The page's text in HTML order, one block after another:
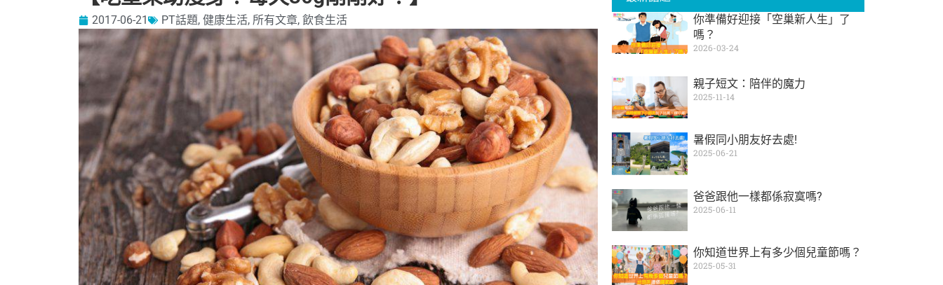
2017-06-21 PT話題, 健康生活, 所有文章, 飲食生活
你準備好迎接「空巢新人生」了
嗎？
2026-03-24
親子短文：陪伴的魔力
2025-11-14
暑假同小朋友好去處!
2025-06-21
爸爸跟他一樣都係寂寞嗎?
2025-06-11
你知道世界上有多少個兒童節嗎？
2025-05-31